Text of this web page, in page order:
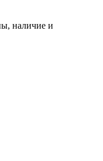
наличие и